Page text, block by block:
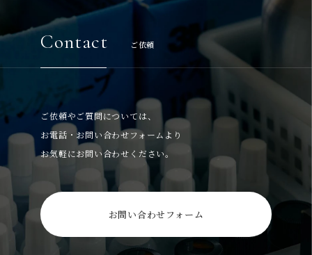
Contact ご依頼
ご依頼やご質問については、
お電話・お問い合わせフォームより
お気軽にお問い合わせください。
お問い合わせフォーム